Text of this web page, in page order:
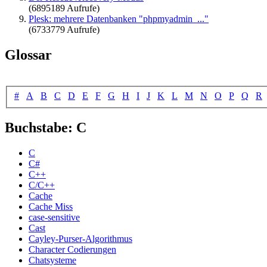
(6895189 Aufrufe)
Plesk: mehrere Datenbanken "phpmyadmin_..."
(6733779 Aufrufe)
Glossar
# A B C D E F G H I J K L M N O P Q R
Buchstabe: C
C
C#
C++
C/C++
Cache
Cache Miss
case-sensitive
Cast
Cayley-Purser-Algorithmus
Character Codierungen
Chatsysteme